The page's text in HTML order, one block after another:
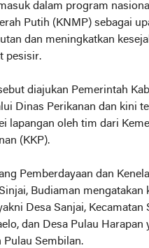
dalam program
Putih (KNMP) sebagai
dan meningkatkan
pesisir.
diajukan Pemerintah
Dinas Perikanan dan kini
lapangan oleh tim dari
(KKP).
Pemberdayaan dan
Budiaman mengatakan
Desa Sanjai, Kecamatan
dan Desa Pulau Harapan
Pulau Sembilan.